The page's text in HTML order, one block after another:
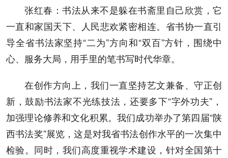
张红春：书法从来不是躲在书斋里自己欣赏，它
一直和家国天下、人民悲欢紧密相连。省书协一直引
导全省书法家坚持“二为”方向和“双百”方针，围绕中
心、服务大局，用手里的笔书写时代华章。
在创作方向上，我们一直坚持艺文兼备、守正创
新，鼓励书法家不光练技法，还要多下“字外功夫”，
加强理论修养和文化积累。我们成功举办了第四届“陕
西书法奖”展览，这是对我省书法创作水平的一次集中
检验。同时，我们高度重视学术建设，针对全国第十